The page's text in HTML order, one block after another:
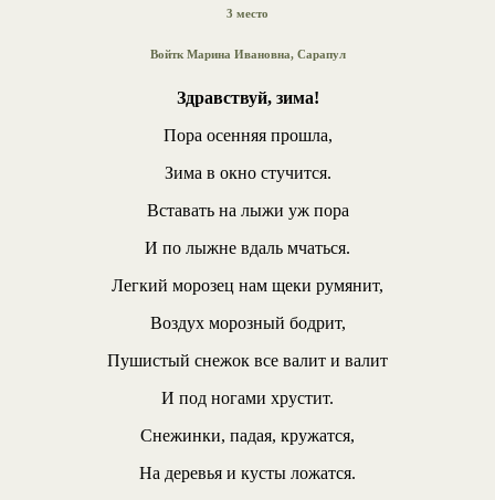
3 место
Войтк Марина Ивановна, Сарапул
Здравствуй, зима!
Пора осенняя прошла,
Зима в окно стучится.
Вставать на лыжи уж пора
И по лыжне вдаль мчаться.
Легкий морозец нам щеки румянит,
Воздух морозный бодрит,
Пушистый снежок все валит и валит
И под ногами хрустит.
Снежинки, падая, кружатся,
На деревья и кусты ложатся.